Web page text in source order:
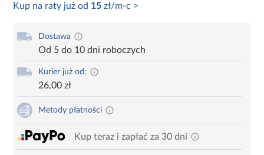
Kup na raty już od 15 zł/m-c >
Dostawa
Od 5 do 10 dni roboczych
Kurier już od:
26,00 zł
Metody płatności
Kup teraz i zapłać za 30 dni